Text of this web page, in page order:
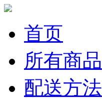
首页
所有商品
配送方法